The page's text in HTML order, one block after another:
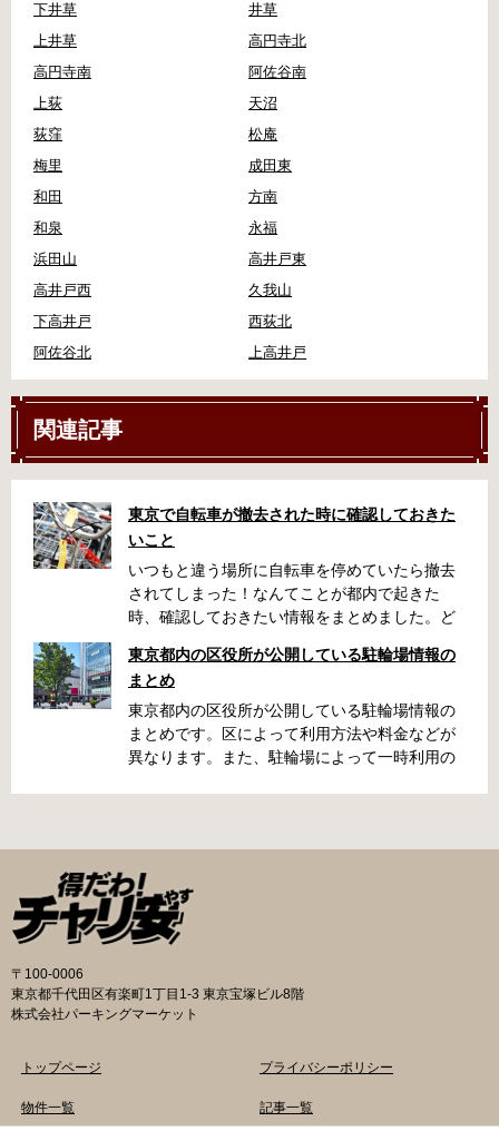
下井草
井草
上井草
高円寺北
高円寺南
阿佐谷南
上荻
天沼
荻窪
松庵
梅里
成田東
和田
方南
和泉
永福
浜田山
高井戸東
高井戸西
久我山
下高井戸
西荻北
阿佐谷北
上高井戸
関連記事
東京で自転車が撤去された時に確認しておきた
いこと
いつもと違う場所に自転車を停めていたら撤去
されてしまった！なんてことが都内で起きた
時、確認しておきたい情報をまとめました。ど
くらい？なんて疑問が浮かぶかと思います。事
前に確認していざという時対処しましょう。 千
代田区 / 新宿区 / 品川区 / 港区 / 中央区 / 大田区
/ 北区 / 墨田区 / 渋谷区 / 葛飾区 千代田区で撤去
された場合 猿楽町保管場所 住所 千代田区神田
の地図が置いてあります） 東京メトロ半蔵門
線、都営新宿・三田線神保町駅から徒歩7分 大
手町高架下自転車保管場所 住所 千代田区大手町
二丁目4番 電話 050-2018-6466（千代田区自転
車対策コールセンター） 最寄駅 東京メトロ半蔵
線大手町駅B3出口 返還の際に必要な書類 返還
料 2,000円 自転車の鍵 身分証明証 千代田区HP
保管場所 住所 新宿区内藤町11番地 ※都立新
3896 最寄駅 東京メトロ丸ノ内線新宿三丁目駅
東京都内の区役所が公開している駐輪場情報の
まとめ
東京都内の区役所が公開している駐輪場情報の
まとめです。区によって利用方法や料金などが
異なります。また、駐輪場によって一時利用の
の自転車駐輪場 利用方法 利用登録申請書の提出
申請期間内に利用登録申請書（PDF：
1,396KB） と必要書類を環境まちづくり総務課
あてに郵送（申請期間消印有効）または、期間
内に環境まちづくり総務課（区役所5階5B窓
さい（郵送先・各出張所の受付時間）。電話・
ファクス・メールでは申請できません。 利用料
生活保護受給者免除（詳しくはお問い合わせく
3,000円（区内、区外在住を問わず） 定期利用
〒100-0006
東京都千代田区有楽町1丁目1-3 東京宝塚ビル8階
株式会社パーキングマーケット
トップページ
物件一覧
プライバシーポリシー
記事一覧